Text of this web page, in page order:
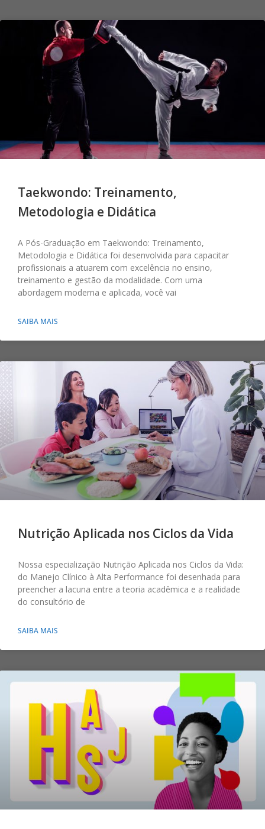
Taekwondo: Treinamento,
Metodologia e Didática
A Pós-Graduação em Taekwondo: Treinamento,
Metodologia e Didática foi desenvolvida para capacitar
profissionais a atuarem com excelência no ensino,
treinamento e gestão da modalidade. Com uma
abordagem moderna e aplicada, você vai
SAIBA MAIS
Nutrição Aplicada nos Ciclos da Vida
Nossa especialização Nutrição Aplicada nos Ciclos da Vida:
do Manejo Clínico à Alta Performance foi desenhada para
preencher a lacuna entre a teoria acadêmica e a realidade
do consultório de
SAIBA MAIS